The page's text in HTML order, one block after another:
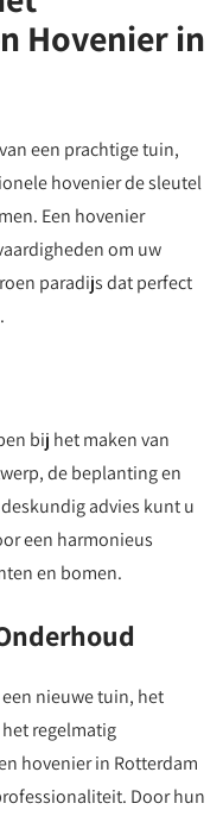
Hovenier in
een prachtige tuin,
hovenier de sleutel
Een hovenier
om uw
paradijs dat perfect
bij het maken van
de beplanting en
advies kunt u
een harmonieus
en bomen.
nieuwe tuin, het
regelmatig
hovenier in Rotterdam
Door hun